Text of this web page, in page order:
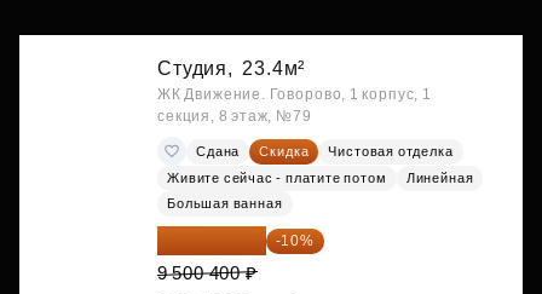
Студия, 23.4м²
ЖК Движение. Говорово, 1 корпус, 1
секция, 8 этаж, №79
Сдана Скидка
Чистовая отделка
Живите сейчас - платите потом
Линейная
Большая ванная
-10%
9 500 400 ₽